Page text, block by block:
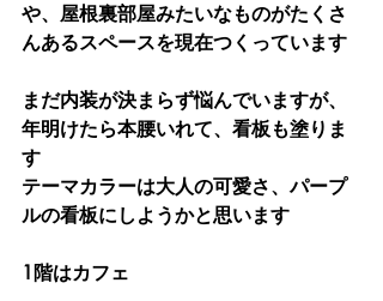
や、屋根裏部屋みたいなものがたくさ
んあるスペースを現在つくっています
まだ内装が決まらず悩んでいますが、
年明けたら本腰いれて、看板も塗りま
す
テーマカラーは大人の可愛さ、パープ
ルの看板にしようかと思います
1階はカフェ